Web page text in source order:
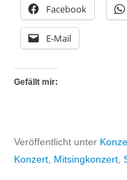
Facebook
E-Mail
Gefällt mir:
Veröffentlicht unter
Konzert Mitsingkonzert